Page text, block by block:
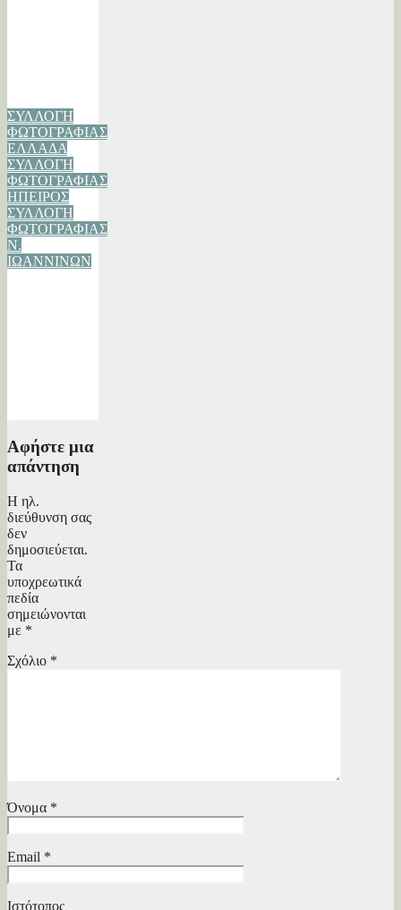
ΣΥΛΛΟΓΗ
ΦΩΤΟΓΡΑΦΙΑΣ
ΕΛΛΑΔΑ
ΣΥΛΛΟΓΗ
ΦΩΤΟΓΡΑΦΙΑΣ
ΗΠΕΙΡΟΣ
ΣΥΛΛΟΓΗ
ΦΩΤΟΓΡΑΦΙΑΣ
Ν.
ΙΩΑΝΝΙΝΩΝ
Αφήστε μια
απάντηση
Η ηλ.
διεύθυνση σας
δεν
δημοσιεύεται.
Τα
υποχρεωτικά
πεδία
σημειώνονται
με *
Σχόλιο *
Όνομα *
Email *
Ιστότοπος